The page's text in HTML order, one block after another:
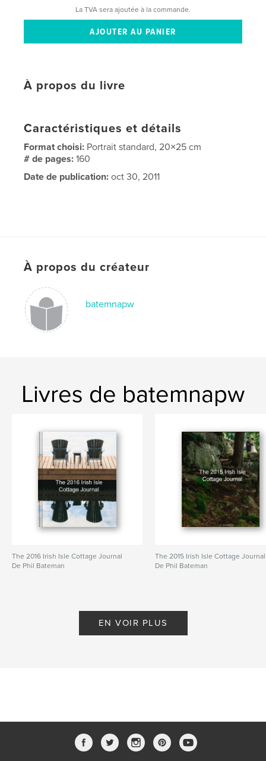
La TVA sera ajoutée à la commande.
À propos du livre
Caractéristiques et détails
Format choisi: Portrait standard, 20×25 cm
# de pages:160
Date de publication: oct 30, 2011
À propos du créateur
batemnapw
Livres de batemnapw
The 2016 Irish Isle Cottage Journal
De Phil Bateman
The 2015 Irish Isle Cottage Journal
De Phil Bateman
EN VOIR PLUS